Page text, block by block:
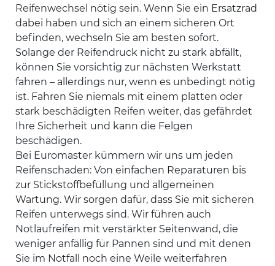
Reifenwechsel nötig sein. Wenn Sie ein Ersatzrad
dabei haben und sich an einem sicheren Ort
befinden, wechseln Sie am besten sofort.
Solange der Reifendruck nicht zu stark abfällt,
können Sie vorsichtig zur nächsten Werkstatt
fahren – allerdings nur, wenn es unbedingt nötig
ist. Fahren Sie niemals mit einem platten oder
stark beschädigten Reifen weiter, das gefährdet
Ihre Sicherheit und kann die Felgen
beschädigen.
Bei Euromaster kümmern wir uns um jeden
Reifenschaden: Von einfachen Reparaturen bis
zur Stickstoffbefüllung und allgemeinen
Wartung. Wir sorgen dafür, dass Sie mit sicheren
Reifen unterwegs sind. Wir führen auch
Notlaufreifen mit verstärkter Seitenwand, die
weniger anfällig für Pannen sind und mit denen
Sie im Notfall noch eine Weile weiterfahren